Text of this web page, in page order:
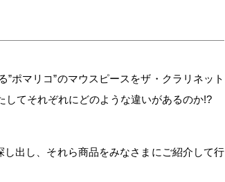
ポマリコ”のマウスピースをザ・クラリネット
てそれぞれにどのような違いがあるのか!?
出し、それら商品をみなさまにご紹介して行